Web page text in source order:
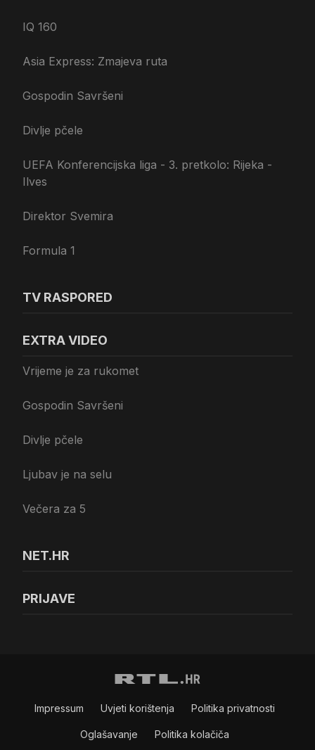
IQ 160
Asia Express: Zmajeva ruta
Gospodin Savršeni
Divlje pčele
UEFA Konferencijska liga - 3. pretkolo: Rijeka -
Ilves
Direktor Svemira
Formula 1
TV RASPORED
EXTRA VIDEO
Vrijeme je za rukomet
Gospodin Savršeni
Divlje pčele
Ljubav je na selu
Večera za 5
NET.HR
PRIJAVE
Impressum Uvjeti korištenja Politika privatnosti
Oglašavanje Politika kolačiča